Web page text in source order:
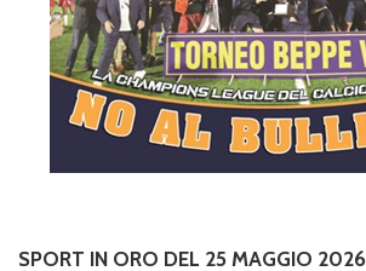
SPORT IN ORO DEL 25 MAGGIO 2026